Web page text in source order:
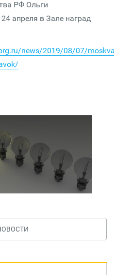
РФ Ольги
апреля в Зале наград
news/2019/08/07/